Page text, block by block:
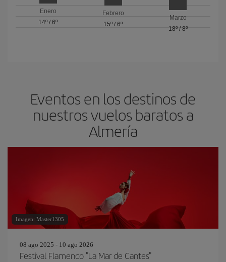
Enero
14º /6º
Febrero
15º / 6º
Marzo
18º/ 8º
Eventos en los destinos de
nuestros vuelos baratos a
Almería
Imagen: Master1305
08 ago 2025 - 10 ago 2026
Festival Flamenco "La Mar de Cantes"